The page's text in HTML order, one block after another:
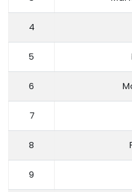
4
5
6
7
8
9